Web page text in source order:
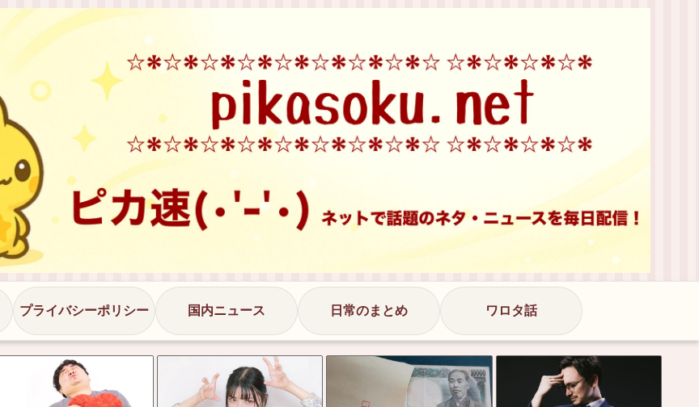
プライバシーポリシー 国内ニュース 日常のまとめ ワロタ話